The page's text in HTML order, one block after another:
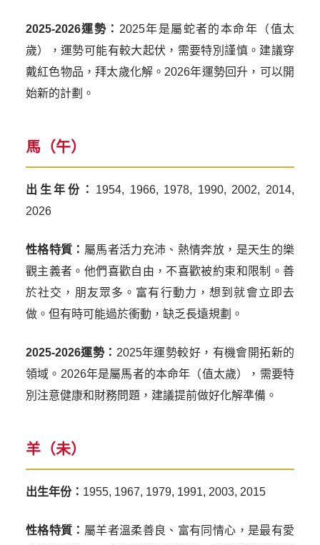
2025-2026運勢： 2025年是屬蛇者的本命年（值太
歲），運勢可能有較大起伏，需要特別謹慎。建議穿
戴紅色物品，拜太歲化解。2026年運勢回升，可以開
始新的計劃。
馬（午）
出生年份： 1954, 1966, 1978, 1990, 2002, 2014,
2026
性格特質： 屬馬者活力充沛、熱情奔放，是天生的樂
觀主義者。他們喜歡自由，不喜歡被約束和限制。善
於社交，朋友眾多。富有行動力，想到就會立即去
做。但有時可能過於衝動，缺乏長遠規劃。
2025-2026運勢： 2025年運勢較好，有機會開拓新的
領域。2026年是屬馬者的本命年（值太歲），需要特
別注意健康和財務問題，建議提前做好化解準備。
羊（未）
出生年份： 1955, 1967, 1979, 1991, 2003, 2015
性格特質： 屬羊者溫柔善良、富有同情心，是最有愛